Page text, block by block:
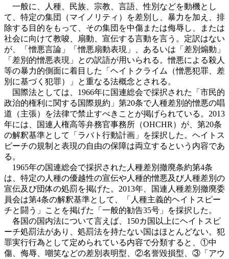
一般に、人種、民族、宗教、言語、性別などを動機とし
て、特定の集団（マイノリティ）を差別し、暴力を加え、排
除する目的をもって、その集団を中傷または侮辱し、または
社会に向けて教唆、扇動、宣伝する言動を言う。定訳はない
が、「憎悪言論」「憎悪扇動表現」、あるいは「差別煽動」
「差別的憎悪表現」との訳語が用いられる。憎悪による殺人
等の暴力的側面に着目した「ヘイトクライム（憎悪犯罪、差
別に基づく犯罪）」と重なる法概念とされる。
国際法としては、1966年に国連総会で採択された「市民的
政治的権利に関する国際規約」第20条で人種差別的憎悪の唱
道（主張）を法律で禁止すべきことが掲げられている。2013
年には、国連人権高等弁務官事務所（OHCHR）が、第20条
の解釈基準として「ラバト行動計画」を採択した。ヘイトス
ピーチの規制と表現の自由の保障は両立するという内容であ
る。
1965年の国連総会で採択された人種差別撤廃条約第4条
は、特定の人種の優越性の宣伝や人種的憎悪及び人種差別の
宣伝及び団体の処罰を掲げた。2013年、国連人種差別撤廃委
員会は第4条の解釈基準として、「人種主義的ヘイトスピー
チと闘う」ことを掲げた「一般的勧告35号」を採択した。
各国の国内法について言えば、150カ国以上にヘイトスピ
ーチ処罰法があり、処罰法を持たない国はほとんどない。犯
罪実行行為として定められている内容で分類すると、①中
傷、侮辱、嘲笑などの差別表明型、②名誉毀損型、③「アウ